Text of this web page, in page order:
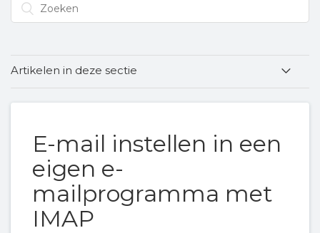
Artikelen in deze sectie
E-mail instellen in een eigen e-mailprogramma
E-mail instellen in een
eigen e-
mailprogramma met
IMAP